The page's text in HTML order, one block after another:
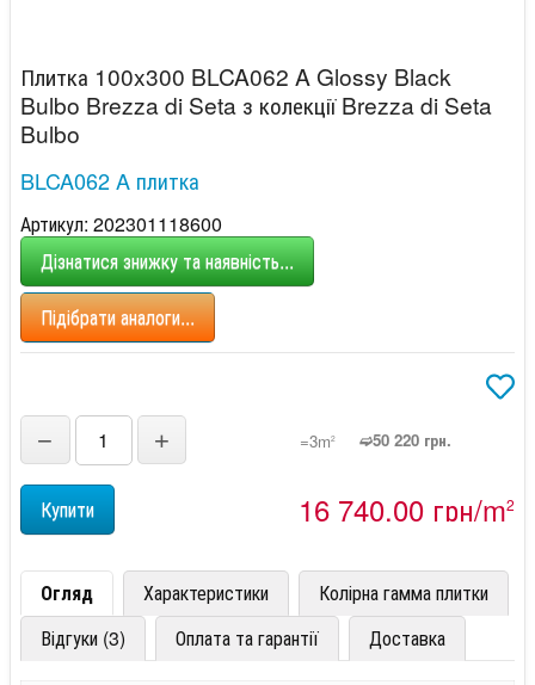
Плитка 100x300 BLCA062 A Glossy Black
Bulbo Brezza di Seta з колекції Brezza di Seta
Bulbo
BLCA062 A плитка
Артикул: 202301118600
Дізнатися знижку та наявність...
Підібрати аналоги...
− + =3m2 ➫50 220 грн.
16 740,00 грн/m2
Огляд Характеристики
Колірна гамма плитки
Відгуки (3)
Оплата та гарантії Доставка